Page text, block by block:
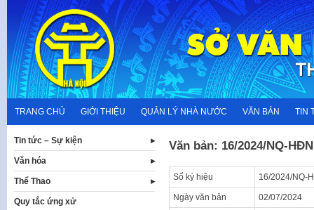
content
TRANG CHỦ GIỚI THIỆU QUẢN LÝ NHÀ NƯỚC VĂN BẢN TIN
Văn bản: 16/2024/NQ-
Số ký hiệu 16/2024/NQ-
Ngày văn bản 02/07/2024
Tin tức – Sự kiện
Văn hóa
Thể Thao
Quy tắc ứng xử